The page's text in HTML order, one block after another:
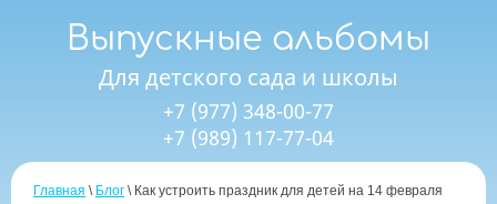
Выпускные альбомы
Для детского сада и школы
+7 (977) 348-00-77
+7 (989) 117-77-04
Главная \ Блог \ Как устроить праздник для детей на 14 февраля